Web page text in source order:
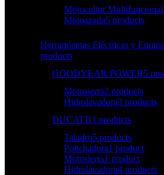
Motocultor Multifuncional
Motoazada5 products
Herramientas Eléctricas y
products
GOODYEAR POWER5
Motosierra2 products
Hidrolavadora3 products
DUCATI11 products
Taladro5 products
Polichadora1 product
Motosierra1 product
Hidrolavadora4 products